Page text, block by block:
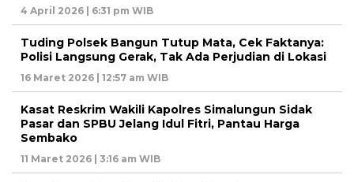
4 April 2026 | 6:31 pm WIB
Tuding Polsek Bangun Tutup Mata, Cek Faktanya:
Polisi Langsung Gerak, Tak Ada Perjudian di Lokasi
16 Maret 2026 | 12:57 am WIB
Kasat Reskrim Wakili Kapolres Simalungun Sidak
Pasar dan SPBU Jelang Idul Fitri, Pantau Harga
Sembako
11 Maret 2026 | 3:16 am WIB